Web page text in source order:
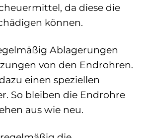
da diese die
können.
Ablagerungen
von den Endrohren.
einen speziellen
So bleiben die Endrohre
aus wie neu.